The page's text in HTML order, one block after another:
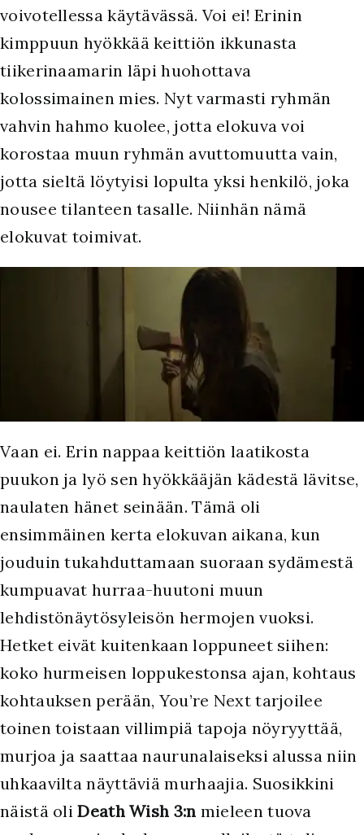
voivotellessa käytävässä. Voi ei! Erinin
kimppuun hyökkää keittiön ikkunasta
tiikerinaamarin läpi huohottava
kolossimainen mies. Nyt varmasti ryhmän
vahvin hahmo kuolee, jotta elokuva voi
korostaa muun ryhmän avuttomuutta vain,
jotta sieltä löytyisi lopulta yksi henkilö, joka
nousee tilanteen tasalle. Niinhän nämä
elokuvat toimivat.
Vaan ei. Erin nappaa keittiön laatikosta
puukon ja lyö sen hyökkääjän kädestä lävitse,
naulaten hänet seinään. Tämä oli
ensimmäinen kerta elokuvan aikana, kun
jouduin tukahduttamaan suoraan sydämestä
kumpuavat hurraa-huutoni muun
lehdistönäytösyleisön hermojen vuoksi.
Hetket eivät kuitenkaan loppuneet siihen:
koko hurmeisen loppukestonsa ajan, kohtaus
kohtauksen perään, You’re Next tarjoilee
toinen toistaan villimpiä tapoja nöyryyttää,
murjoa ja saattaa naurunalaiseksi alussa niin
uhkaavilta näyttäviä murhaajia. Suosikkini
näistä oliDeath Wish 3:n mieleen tuova